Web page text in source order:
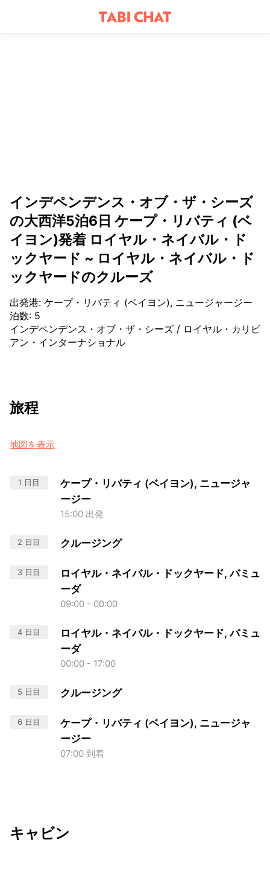
インデペンデンス・オブ・ザ・シーズ
の大西洋5泊6日 ケープ・リバティ (ベ
イヨン)発着 ロイヤル・ネイバル・ド
ックヤード ~ ロイヤル・ネイバル・ド
ックヤードのクルーズ
出発港: ケープ・リバティ (ベイヨン), ニュージャージー
泊数: 5
インデペンデンス・オブ・ザ・シーズ / ロイヤル・カリビ
アン・インターナショナル
旅程
地図を表示
1 日目
ケープ・リバティ (ベイヨン), ニュージャ
ージー
15:00 出発
2 日目 クルージング
3 日目
ロイヤル・ネイバル・ドックヤード, バミュ
ーダ
09:00 - 00:00
4 日目
ロイヤル・ネイバル・ドックヤード, バミュ
ーダ
00:00 - 17:00
5 日目 クルージング
6 日目
ケープ・リバティ (ベイヨン), ニュージャ
ージー
07:00 到着
キャビン